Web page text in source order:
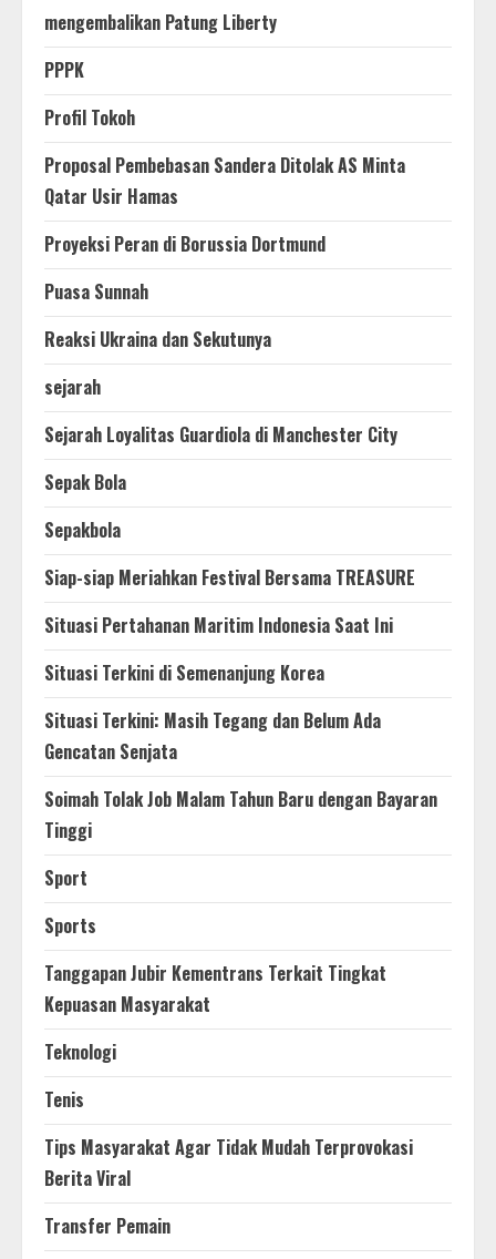
mengembalikan Patung Liberty
PPPK
Profil Tokoh
Proposal Pembebasan Sandera Ditolak AS Minta
Qatar Usir Hamas
Proyeksi Peran di Borussia Dortmund
Puasa Sunnah
Reaksi Ukraina dan Sekutunya
sejarah
Sejarah Loyalitas Guardiola di Manchester City
Sepak Bola
Sepakbola
Siap-siap Meriahkan Festival Bersama TREASURE
Situasi Pertahanan Maritim Indonesia Saat Ini
Situasi Terkini di Semenanjung Korea
Situasi Terkini: Masih Tegang dan Belum Ada
Gencatan Senjata
Soimah Tolak Job Malam Tahun Baru dengan Bayaran
Tinggi
Sport
Sports
Tanggapan Jubir Kementrans Terkait Tingkat
Kepuasan Masyarakat
Teknologi
Tenis
Tips Masyarakat Agar Tidak Mudah Terprovokasi
Berita Viral
Transfer Pemain